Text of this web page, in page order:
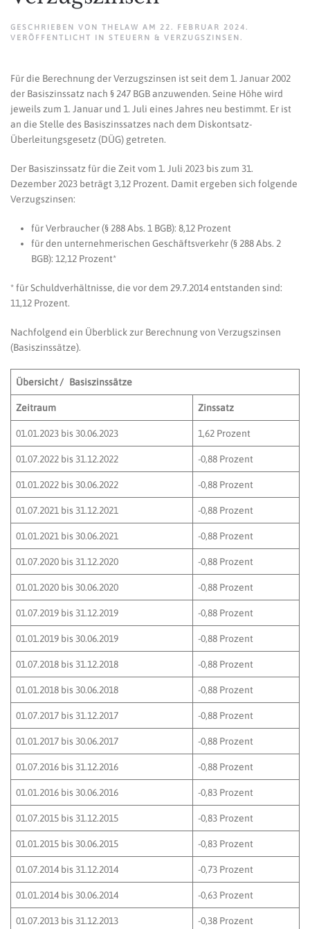
GESCHRIEBEN VON THELAW AM 22. FEBRUAR 2024 .
VERÖFFENTLICHT IN STEUERN & VERZUGSZINSEN .
Für die Berechnung der Verzugszinsen ist seit dem 1. Januar 2002
der Basiszinssatz nach § 247 BGB anzuwenden. Seine Höhe wird
jeweils zum 1. Januar und 1. Juli eines Jahres neu bestimmt. Er ist
an die Stelle des Basiszinssatzes nach dem Diskontsatz-
Überleitungsgesetz (DÜG) getreten.
Der Basiszinssatz für die Zeit vom 1. Juli 2023 bis zum 31.
Dezember 2023 beträgt 3,12 Prozent. Damit ergeben sich folgende
Verzugszinsen:
für Verbraucher (§ 288 Abs. 1 BGB): 8,12 Prozent
für den unternehmerischen Geschäftsverkehr (§ 288 Abs. 2
BGB): 12,12 Prozent*
* für Schuldverhältnisse, die vor dem 29.7.2014 entstanden sind:
11,12 Prozent.
Nachfolgend ein Überblick zur Berechnung von Verzugszinsen
(Basiszinssätze).
Übersicht / Basiszinssätze
Zeitraum Zinssatz
01.01.2023 bis 30.06.2023 1,62 Prozent
01.07.2022 bis 31.12.2022 -0,88 Prozent
01.01.2022 bis 30.06.2022 -0,88 Prozent
01.07.2021 bis 31.12.2021 -0,88 Prozent
01.01.2021 bis 30.06.2021 -0,88 Prozent
01.07.2020 bis 31.12.2020 -0,88 Prozent
01.01.2020 bis 30.06.2020 -0,88 Prozent
01.07.2019 bis 31.12.2019 -0,88 Prozent
01.01.2019 bis 30.06.2019 -0,88 Prozent
01.07.2018 bis 31.12.2018 -0,88 Prozent
01.01.2018 bis 30.06.2018 -0,88 Prozent
01.07.2017 bis 31.12.2017 -0,88 Prozent
01.01.2017 bis 30.06.2017 -0,88 Prozent
01.07.2016 bis 31.12.2016 -0,88 Prozent
01.01.2016 bis 30.06.2016 -0,83 Prozent
01.07.2015 bis 31.12.2015 -0,83 Prozent
01.01.2015 bis 30.06.2015 -0,83 Prozent
01.07.2014 bis 31.12.2014 -0,73 Prozent
01.01.2014 bis 30.06.2014 -0,63 Prozent
01.07.2013 bis 31.12.2013 -0,38 Prozent